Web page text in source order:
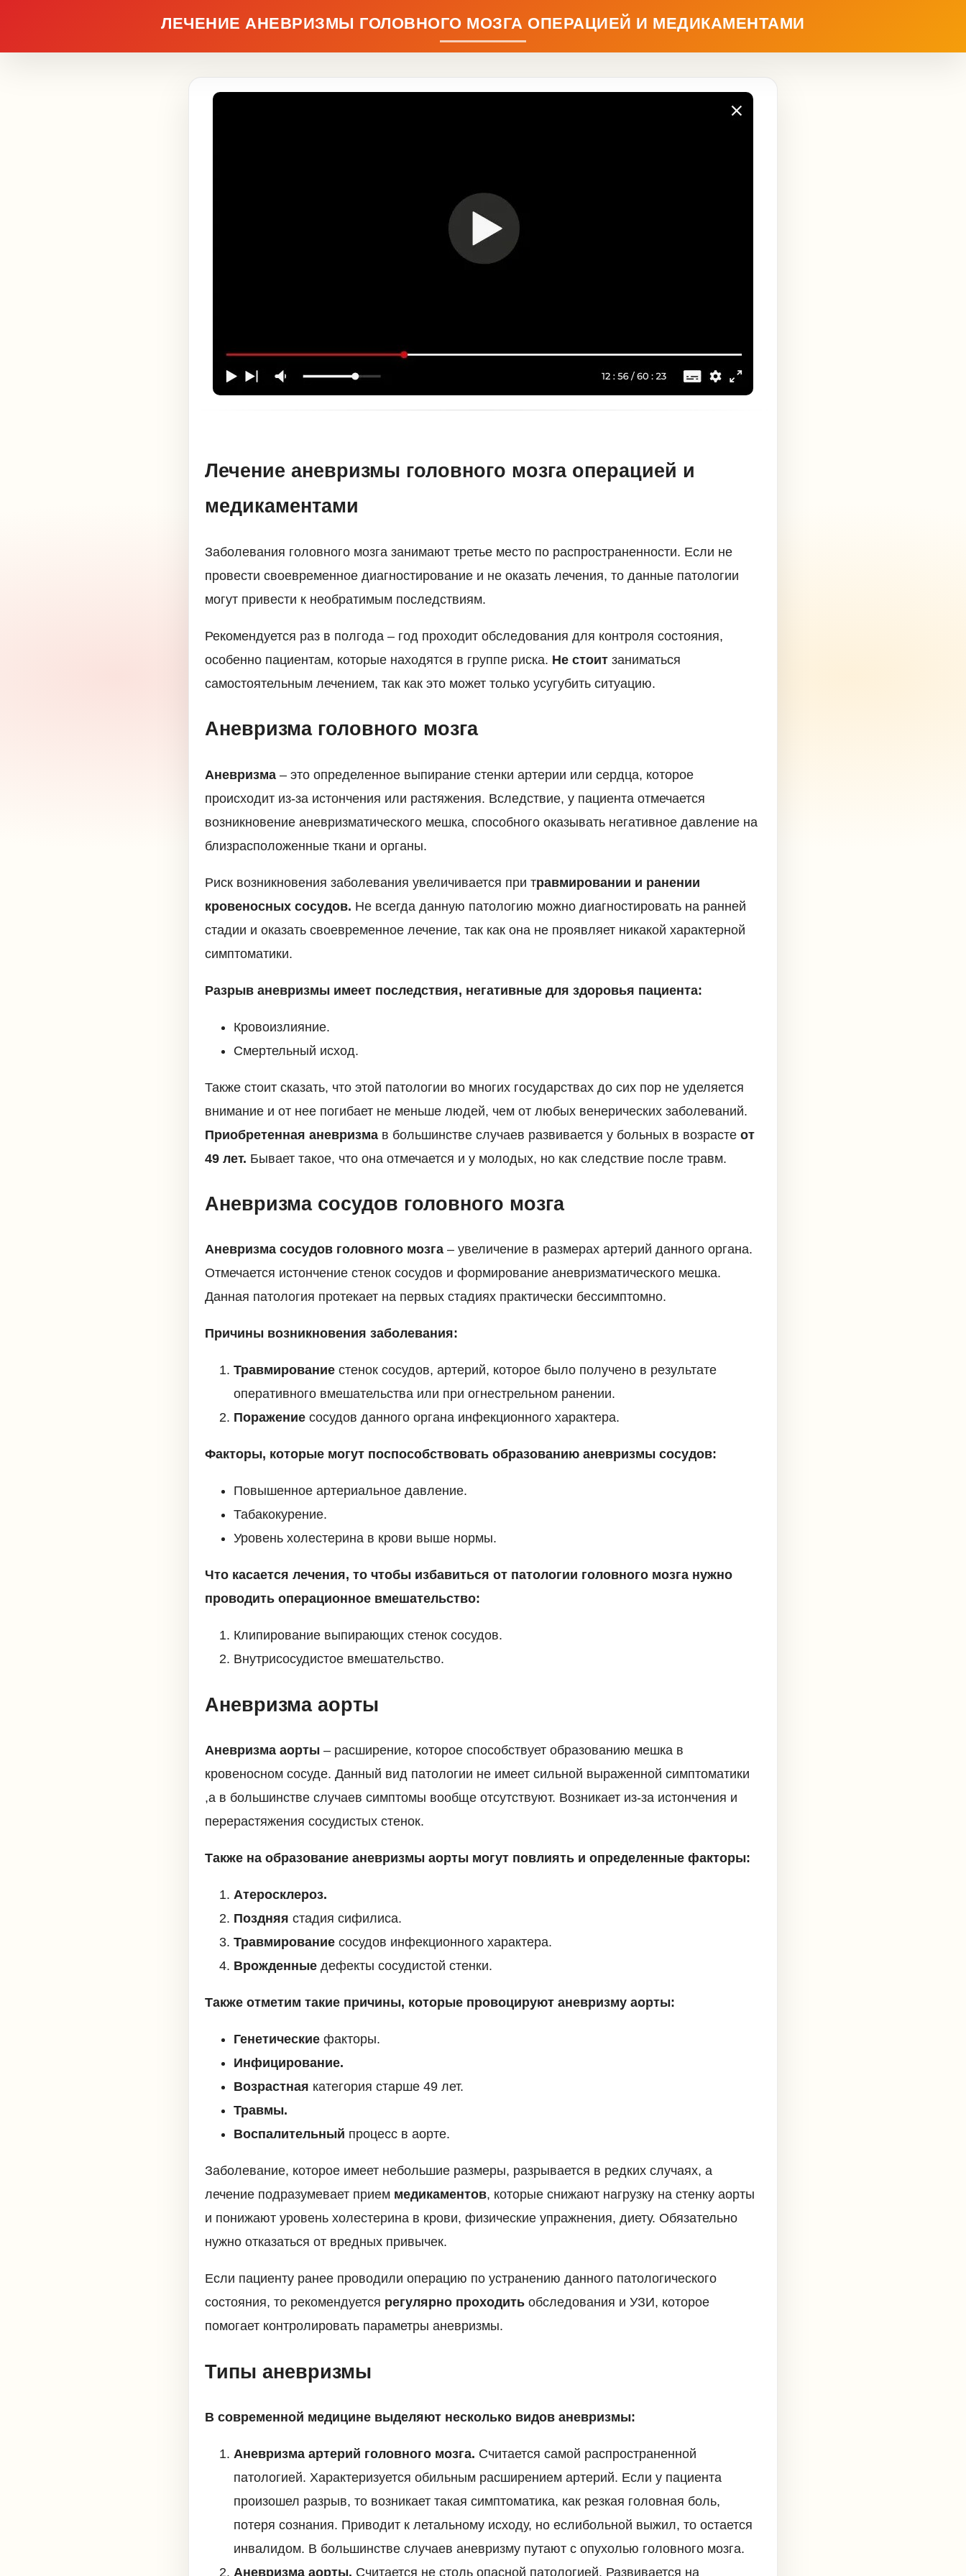
ЛЕЧЕНИЕ АНЕВРИЗМЫ ГОЛОВНОГО МОЗГА ОПЕРАЦИЕЙ И МЕДИКАМЕНТАМИ
Лечение аневризмы головного мозга операцией и
медикаментами
Заболевания головного мозга занимают третье место по распространенности. Если не
провести своевременное диагностирование и не оказать лечения, то данные патологии
могут привести к необратимым последствиям.
Рекомендуется раз в полгода – год проходит обследования для контроля состояния,
особенно пациентам, которые находятся в группе риска. Не стоит заниматься
самостоятельным лечением, так как это может только усугубить ситуацию.
Аневризма головного мозга
Аневризма – это определенное выпирание стенки артерии или сердца, которое
происходит из-за истончения или растяжения. Вследствие, у пациента отмечается
возникновение аневризматического мешка, способного оказывать негативное давление на
близрасположенные ткани и органы.
Риск возникновения заболевания увеличивается при травмировании и ранении
кровеносных сосудов. Не всегда данную патологию можно диагностировать на ранней
стадии и оказать своевременное лечение, так как она не проявляет никакой характерной
симптоматики.
Разрыв аневризмы имеет последствия, негативные для здоровья пациента:
Кровоизлияние.
Смертельный исход.
Также стоит сказать, что этой патологии во многих государствах до сих пор не уделяется
внимание и от нее погибает не меньше людей, чем от любых венерических заболеваний.
Приобретенная аневризма в большинстве случаев развивается у больных в возрасте от
49 лет. Бывает такое, что она отмечается и у молодых, но как следствие после травм.
Аневризма сосудов головного мозга
Аневризма сосудов головного мозга – увеличение в размерах артерий данного органа.
Отмечается истончение стенок сосудов и формирование аневризматического мешка.
Данная патология протекает на первых стадиях практически бессимптомно.
Причины возникновения заболевания:
Травмирование стенок сосудов, артерий, которое было получено в результате
оперативного вмешательства или при огнестрельном ранении.
Поражение сосудов данного органа инфекционного характера.
Факторы, которые могут поспособствовать образованию аневризмы сосудов:
Повышенное артериальное давление.
Табакокурение.
Уровень холестерина в крови выше нормы.
Что касается лечения, то чтобы избавиться от патологии головного мозга нужно
проводить операционное вмешательство:
Клипирование выпирающих стенок сосудов.
Внутрисосудистое вмешательство.
Аневризма аорты
Аневризма аорты – расширение, которое способствует образованию мешка в
кровеносном сосуде. Данный вид патологии не имеет сильной выраженной симптоматики
,а в большинстве случаев симптомы вообще отсутствуют. Возникает из-за истончения и
перерастяжения сосудистых стенок.
Также на образование аневризмы аорты могут повлиять и определенные факторы:
Атеросклероз.
Поздняя стадия сифилиса.
Травмирование сосудов инфекционного характера.
Врожденные дефекты сосудистой стенки.
Также отметим такие причины, которые провоцируют аневризму аорты:
Генетические факторы.
Инфицирование.
Возрастная категория старше 49 лет.
Травмы.
Воспалительный процесс в аорте.
Заболевание, которое имеет небольшие размеры, разрывается в редких случаях, а
лечение подразумевает прием медикаментов, которые снижают нагрузку на стенку аорты
и понижают уровень холестерина в крови, физические упражнения, диету. Обязательно
нужно отказаться от вредных привычек.
Если пациенту ранее проводили операцию по устранению данного патологического
состояния, то рекомендуется регулярно проходить обследования и УЗИ, которое
помогает контролировать параметры аневризмы.
Типы аневризмы
В современной медицине выделяют несколько видов аневризмы:
Аневризма артерий головного мозга. Считается самой распространенной
патологией. Характеризуется обильным расширением артерий. Если у пациента
произошел разрыв, то возникает такая симптоматика, как резкая головная боль,
потеря сознания. Приводит к летальному исходу, но еслибольной выжил, то остается
инвалидом. В большинстве случаев аневризму путают с опухолью головного мозга.
Аневризма аорты. Считается не столь опасной патологией. Развивается на